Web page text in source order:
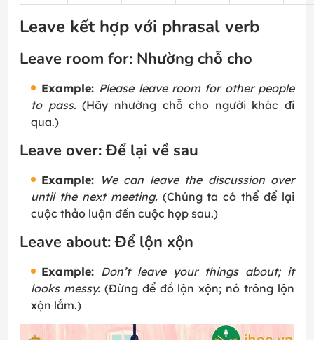
Leave kết hợp với phrasal verb
Leave room for: Nhường chỗ cho
Example: Please leave room for other people
to pass.(Hãy nhường chỗ cho người khác đi
qua.)
Leave over: Để lại về sau
Example: We can leave the discussion over
until the next meeting.(Chúng ta có thể để lại
cuộc thảo luận đến cuộc họp sau.)
Leave about: Để lộn xộn
Example: Don’t leave your things about; it
looks messy.(Đừng để đồ lộn xộn; nó trông lộn
xộn lắm.)